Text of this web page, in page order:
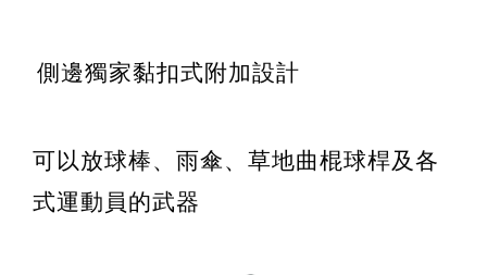
側邊獨家黏扣式附加設計
可以放球棒、雨傘、草地曲棍球桿及各
式運動員的武器